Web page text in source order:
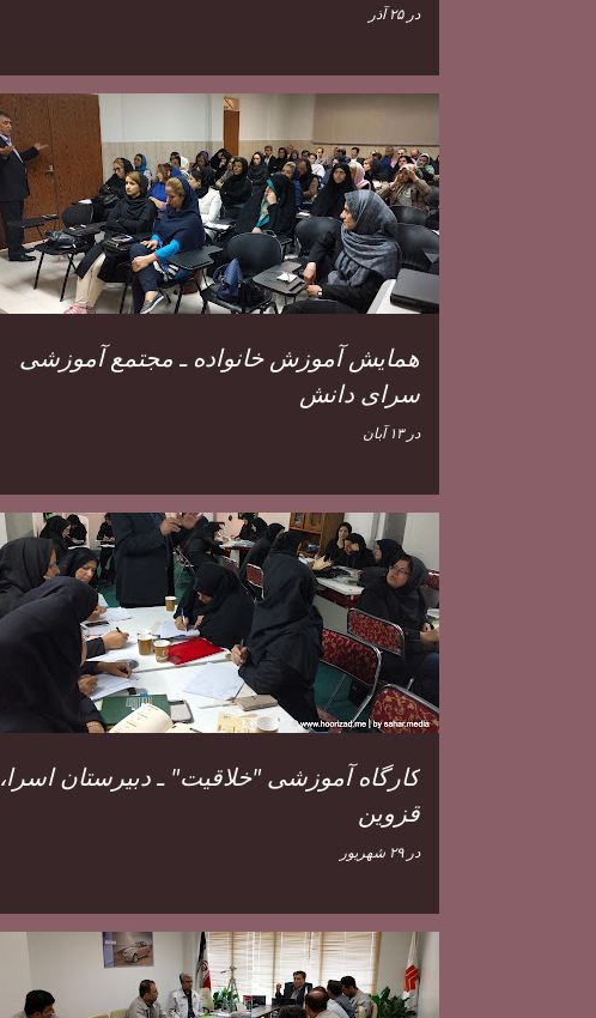
پیش‌دبستانی مسجد سلیمان
در۲۵ آذر
همایش آموزش خانواده ـ مجتمع آموزشی
سرای دانش
در۱۳ آبان
کارگاه آموزشی "خلاقیت" ـ دبیرستان اسرا،
قزوین
در۲۹ شهریور